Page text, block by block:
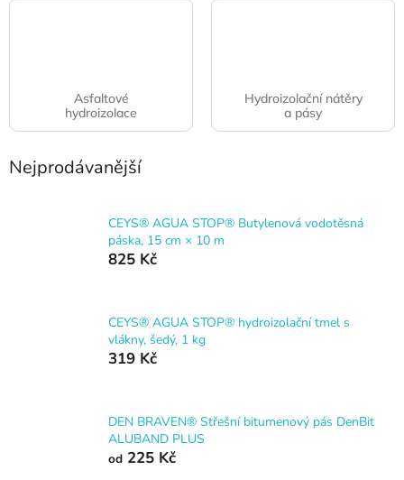
Asfaltové
hydroizolace
Hydroizolační nátěry
a pásy
Nejprodávanější
CEYS® AGUA STOP® Butylenová vodotěsná
páska, 15 cm × 10 m
825 Kč
CEYS® AGUA STOP® hydroizolační tmel s
vlákny, šedý, 1 kg
319 Kč
DEN BRAVEN® Střešní bitumenový pás DenBit
ALUBAND PLUS
od 225 Kč